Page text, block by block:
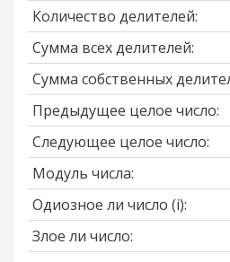
Количество делителей:
Сумма всех делителей:
Сумма собственных
Предыдущее целое число:
Следующее целое число:
Модуль числа:
Одиозное ли число (i):
Злое ли число: